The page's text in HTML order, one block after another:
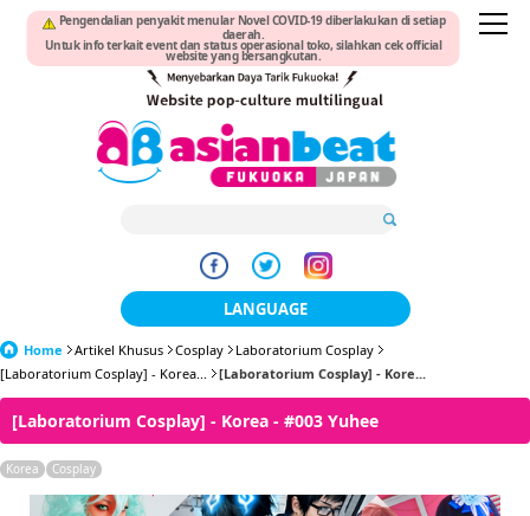
Pengendalian penyakit menular Novel COVID-19 diberlakukan di setiap
daerah.
Untuk info terkait event dan status operasional toko, silahkan cek official
website yang bersangkutan.
LANGUAGE
日本語
한국어
簡体中文
繁體中文
Home Artikel Khusus Cosplay
Laboratorium Cosplay
[Laboratorium Cosplay] - Korea...
[Laboratorium Cosplay] - Kore...
[Laboratorium Cosplay] - Korea - #003 Yuhee
Korea Cosplay